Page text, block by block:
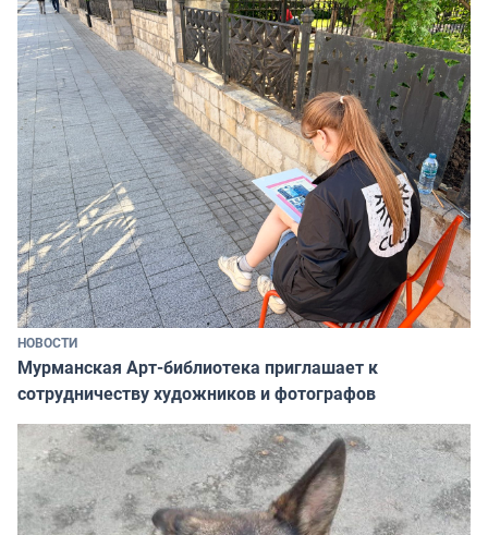
НОВОСТИ
Мурманская Арт-библиотека приглашает к
сотрудничеству художников и фотографов